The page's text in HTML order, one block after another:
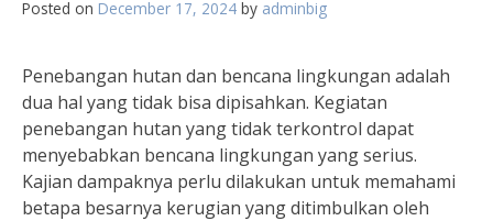
Posted on December 17, 2024 by adminbig
Penebangan hutan dan bencana lingkungan adalah
dua hal yang tidak bisa dipisahkan. Kegiatan
penebangan hutan yang tidak terkontrol dapat
menyebabkan bencana lingkungan yang serius.
Kajian dampaknya perlu dilakukan untuk memahami
betapa besarnya kerugian yang ditimbulkan oleh